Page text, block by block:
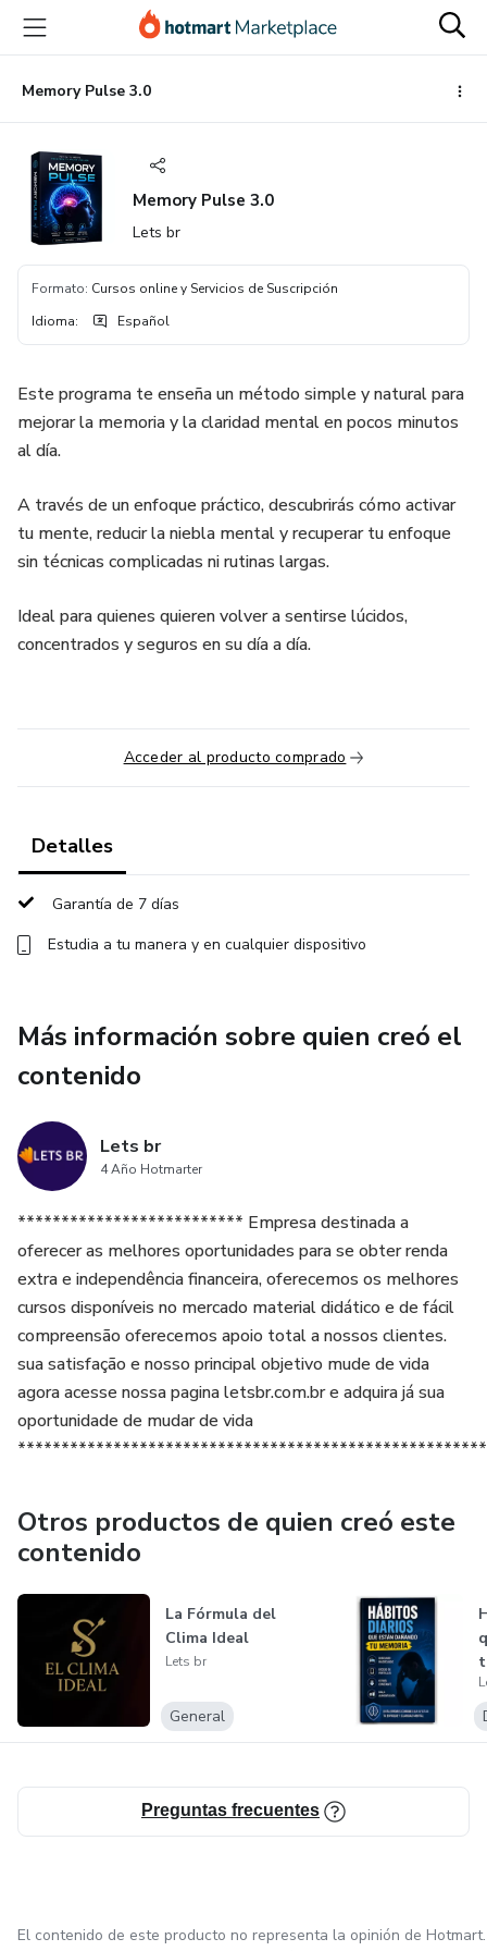
principal
página
de
página
Memory Pulse 3.0
Memory Pulse 3.0
Lets br
Formato: Cursos online y Servicios de Suscripción
Idioma: Español
Este programa te enseña un método simple y natural para
mejorar la memoria y la claridad mental en pocos minutos
al día.
A través de un enfoque práctico, descubrirás cómo activar
tu mente, reducir la niebla mental y recuperar tu enfoque
sin técnicas complicadas ni rutinas largas.
Ideal para quienes quieren volver a sentirse lúcidos,
concentrados y seguros en su día a día.
Acceder al producto comprado
Detalles
Garantía de 7 días
Estudia a tu manera y en cualquier dispositivo
Más información sobre quien creó el
contenido
Lets br
4 Año Hotmarter
************************** Empresa destinada a
oferecer as melhores oportunidades para se obter renda
extra e independência financeira, oferecemos os melhores
cursos disponíveis no mercado material didático e de fácil
compreensão oferecemos apoio total a nossos clientes.
sua satisfação e nosso principal objetivo mude de vida
agora acesse nossa pagina letsbr.com.br e adquira já sua
oportunidade de mudar de vida
Otros productos de quien creó este
contenido
La Fórmula del
Clima Ideal
Lets br
General
Preguntas frecuentes
El contenido de este producto no representa la opinión de Hotmart.